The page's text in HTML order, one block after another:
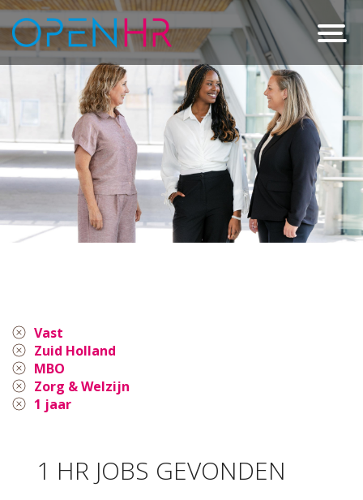
Vast
Zuid Holland
MBO
Zorg & Welzijn
1 jaar
1 HR JOBS GEVONDEN